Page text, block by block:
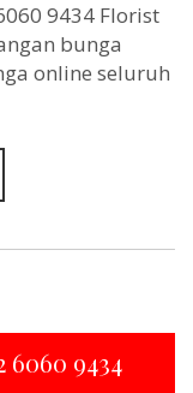
0812
9434
9434 Florist
bunga
online seluruh
6060 9434